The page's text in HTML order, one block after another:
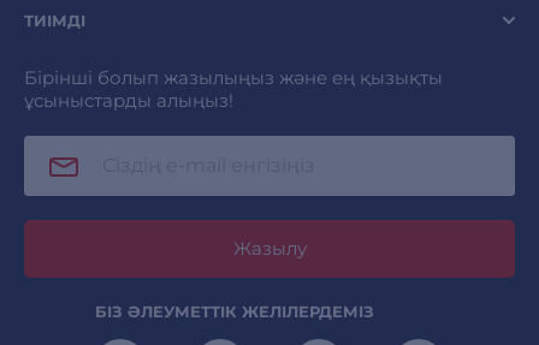
ТИІМДІ
Бірінші болып жазылыңыз және ең қызықты
ұсыныстарды алыңыз!
Жазылу
БІЗ ӘЛЕУМЕТТІК ЖЕЛІЛЕРДЕМІЗ